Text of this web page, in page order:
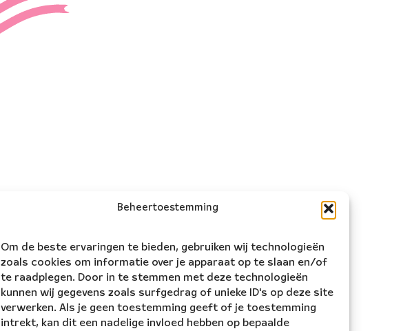
Beheertoestemming
Om de beste ervaringen te bieden, gebruiken wij technologieën
zoals cookies om informatie over je apparaat op te slaan en/of
te raadplegen. Door in te stemmen met deze technologieën
kunnen wij gegevens zoals surfgedrag of unieke ID's op deze site
verwerken. Als je geen toestemming geeft of je toestemming
intrekt, kan dit een nadelige invloed hebben op bepaalde